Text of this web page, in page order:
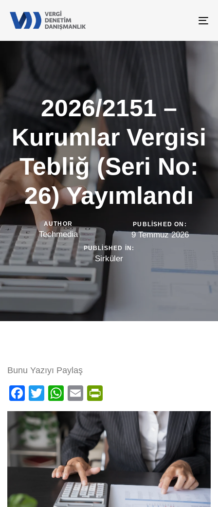
2026/2151 –
Kurumlar Vergisi
Tebliğ (Seri No:
26) Yayımlandı
AUTHOR
Techmedia
PUBLISHED ON:
9 Temmuz 2026
PUBLISHED IN:
Sirküler
Bunu Yazıyı Paylaş
Facebook
Twitter
WhatsApp
Email